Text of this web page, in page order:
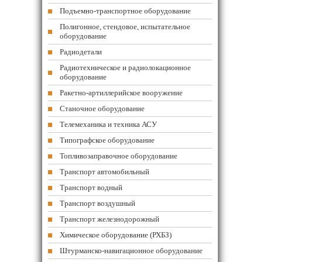
Подъемно-транспортное оборудование
Полигонное, стендовое, испытательное
оборудование
Радиодетали
Радиотехническое и радиолокационное
оборудование
Ракетно-артиллерийское вооружение
Станочное оборудование
Телемеханика и техника АСУ
Типографское оборудование
Топливозаправочное оборудование
Транспорт автомобильный
Транспорт водный
Транспорт воздушный
Транспорт железнодорожный
Химическое оборудование (РХБЗ)
Штурманско-навигационное оборудование